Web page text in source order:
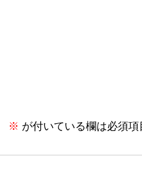
※ が付いている欄は必須項